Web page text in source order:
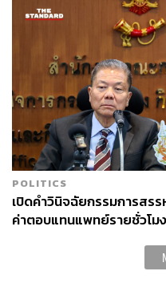
ภาพ: Smallroom
TAGS: Tattoo Colour
Thailand
บริษัท สมอลล์รูม จำกัด
POLITICS
เปิดคำวินิจฉัยกรรมการสร
ค่าตอบแทนแพทย์รายชั่วโม